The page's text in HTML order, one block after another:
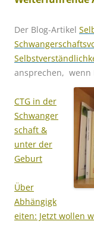
Der Blog-Artikel
ansprechen, wenn
CTG in der
Schwanger
schaft &
unter der
Geburt
Über
Abhängigk
eiten: Jetzt wollen